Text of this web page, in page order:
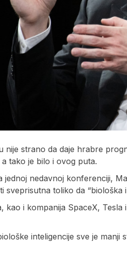
nije strano da daje hrabre
tako je bilo i ovog puta.
jednoj nedavnoj konferenciji,
sveprisutna toliko da “biološka
kao i kompanija SpaceX,
inteligencije sve je manji